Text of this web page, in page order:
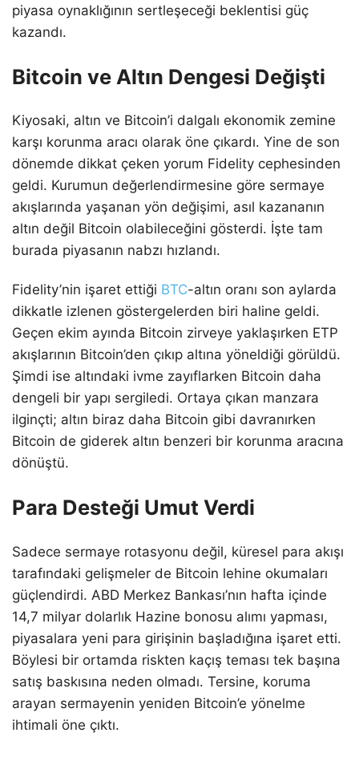
piyasa oynaklığının sertleşeceği beklentisi güç
kazandı.
Bitcoin ve Altın Dengesi Değişti
Kiyosaki, altın ve Bitcoin’i dalgalı ekonomik zemine
karşı korunma aracı olarak öne çıkardı. Yine de son
dönemde dikkat çeken yorum Fidelity cephesinden
geldi. Kurumun değerlendirmesine göre sermaye
akışlarında yaşanan yön değişimi, asıl kazananın
altın değil Bitcoin olabileceğini gösterdi. İşte tam
burada piyasanın nabzı hızlandı.
Fidelity’nin işaret ettiği BTC-altın oranı son aylarda
dikkatle izlenen göstergelerden biri haline geldi.
Geçen ekim ayında Bitcoin zirveye yaklaşırken ETP
akışlarının Bitcoin’den çıkıp altına yöneldiği görüldü.
Şimdi ise altındaki ivme zayıflarken Bitcoin daha
dengeli bir yapı sergiledi. Ortaya çıkan manzara
ilginçti; altın biraz daha Bitcoin gibi davranırken
Bitcoin de giderek altın benzeri bir korunma aracına
dönüştü.
Para Desteği Umut Verdi
Sadece sermaye rotasyonu değil, küresel para akışı
tarafındaki gelişmeler de Bitcoin lehine okumaları
güçlendirdi. ABD Merkez Bankası’nın hafta içinde
14,7 milyar dolarlık Hazine bonosu alımı yapması,
piyasalara yeni para girişinin başladığına işaret etti.
Böylesi bir ortamda riskten kaçış teması tek başına
satış baskısına neden olmadı. Tersine, koruma
arayan sermayenin yeniden Bitcoin’e yönelme
ihtimali öne çıktı.